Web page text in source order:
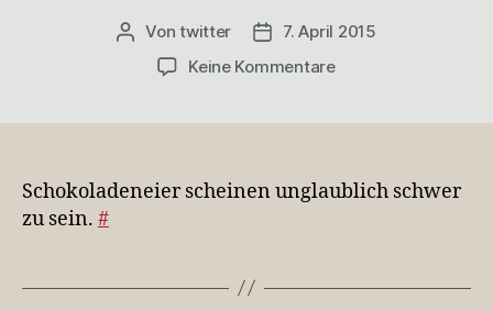
Beitragsautor
Vontwitter Veröffentlichungsdatum
7. April 2015
Keine Kommentarezu
zu
Schokoladeneier scheinen unglaublich schwer
zu sein. #